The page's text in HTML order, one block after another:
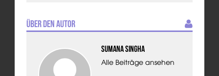
Über den Autor
Sumana Singha
Alle Beiträge ansehen